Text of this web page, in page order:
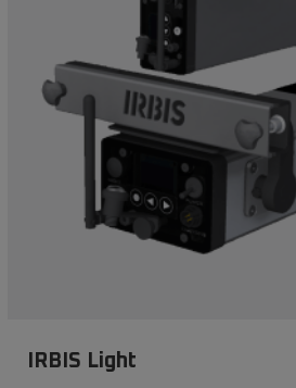
IRBIS Light